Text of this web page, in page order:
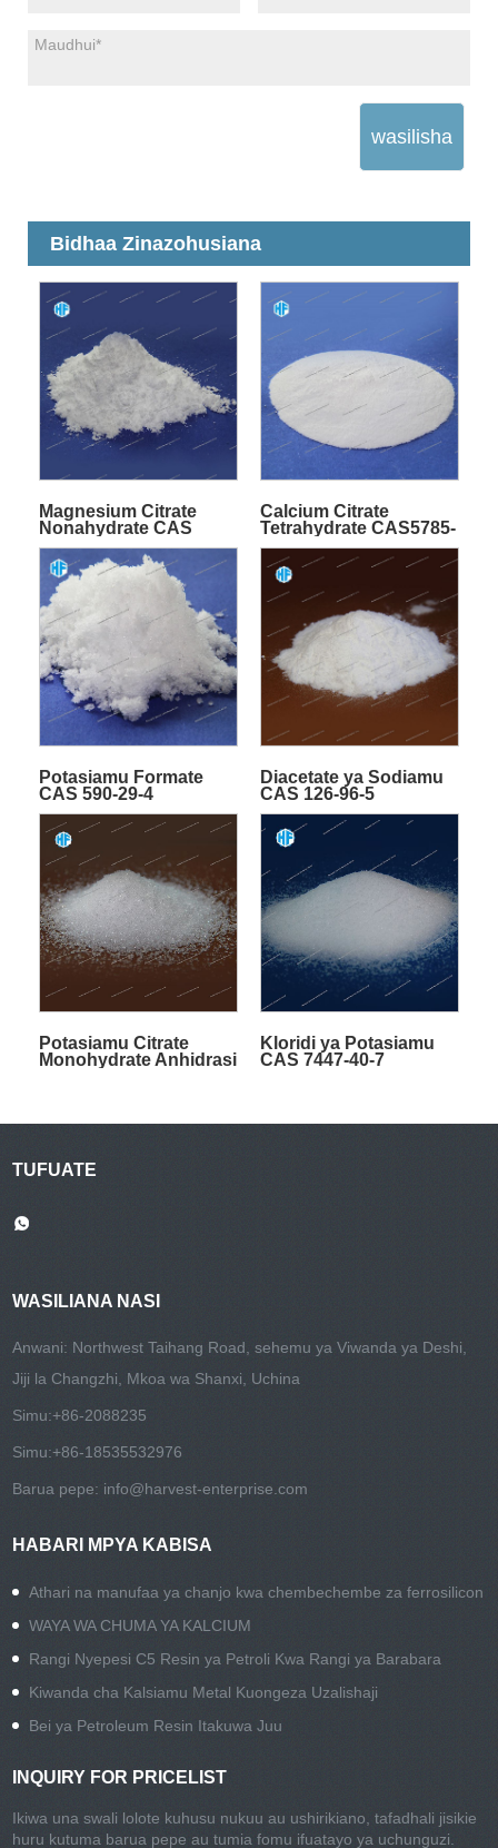
wasilisha
Bidhaa Zinazohusiana
Magnesium Citrate
Nonahydrate CAS
153531-96-5
Calcium Citrate
Tetrahydrate CAS5785-
44-4
Potasiamu Formate
CAS 590-29-4
Diacetate ya Sodiamu
CAS 126-96-5
Potasiamu Citrate
Monohydrate Anhidrasi
Kloridi ya Potasiamu
CAS 7447-40-7
TUFUATE
WASILIANA NASI
Anwani: Northwest Taihang Road, sehemu ya Viwanda ya Deshi,
Jiji la Changzhi, Mkoa wa Shanxi, Uchina
Simu:+86-2088235
Simu:+86-18535532976
Barua pepe: info@harvest-enterprise.com
HABARI MPYA KABISA
Athari na manufaa ya chanjo kwa chembechembe za ferrosilicon
WAYA WA CHUMA YA KALCIUM
Rangi Nyepesi C5 Resin ya Petroli Kwa Rangi ya Barabara
Kiwanda cha Kalsiamu Metal Kuongeza Uzalishaji
Bei ya Petroleum Resin Itakuwa Juu
INQUIRY FOR PRICELIST
Ikiwa una swali lolote kuhusu nukuu au ushirikiano, tafadhali jisikie
huru kutuma barua pepe au tumia fomu ifuatayo ya uchunguzi.